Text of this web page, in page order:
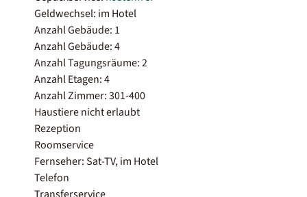
Geldwechsel: im Hotel
Anzahl Gebäude: 1
Anzahl Gebäude: 4
Anzahl Tagungsräume: 2
Anzahl Etagen: 4
Anzahl Zimmer: 301-400
Haustiere nicht erlaubt
Rezeption
Roomservice
Fernseher: Sat-TV, im Hotel
Telefon